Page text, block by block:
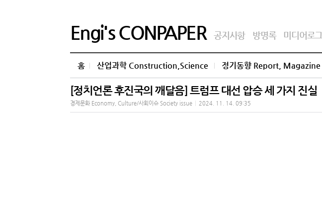
Engi's CONPAPER 공지사항 방명록 미디어로그
홈 산업과학 Construction,Science 정기동향 Report, Magazine
[정치언론 후진국의 깨달음] 트럼프 대선 압승 세 가지 진실
경제문화 Economy, Culture/사회이슈 Society issue 2024. 11. 14. 09:35